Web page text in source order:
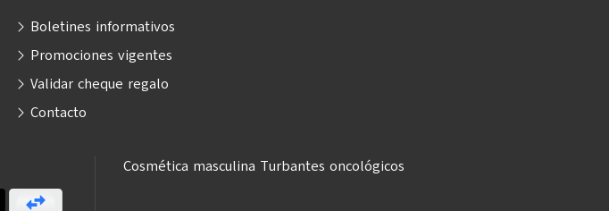
Boletines informativos
Promociones vigentes
Validar cheque regalo
Contacto
Cosmética masculina Turbantes oncológicos